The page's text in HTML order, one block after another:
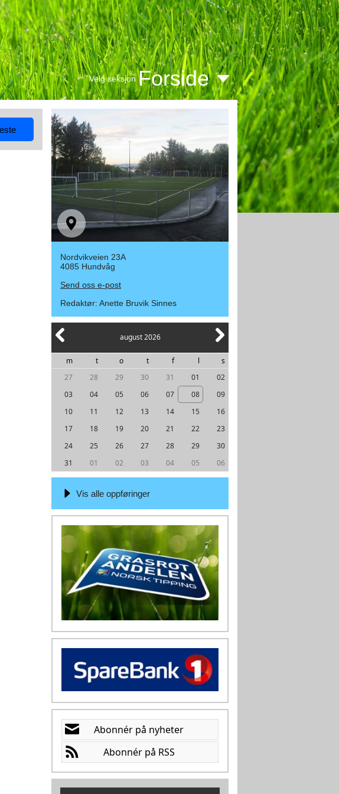
Velg seksjon Forside
Nordvikveien 23A
4085 Hundvåg
Send oss e-post
Redaktør: Anette Bruvik Sinnes
august 2026
m t o t f l
s
27
28 29 30 31 01
02
03
04 05 06 07 08
09
10
11 12 13 14 15
16
17
18 19 20 21 22
23
24
25 26 27 28 29
30
31
01 02 03 04 05 06
Vis alle oppføringer